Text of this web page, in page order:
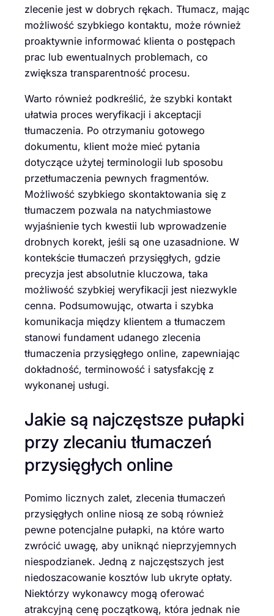
zlecenie jest w dobrych rękach. Tłumacz, mając
możliwość szybkiego kontaktu, może również
proaktywnie informować klienta o postępach
prac lub ewentualnych problemach, co
zwiększa transparentność procesu.
Warto również podkreślić, że szybki kontakt
ułatwia proces weryfikacji i akceptacji
tłumaczenia. Po otrzymaniu gotowego
dokumentu, klient może mieć pytania
dotyczące użytej terminologii lub sposobu
przetłumaczenia pewnych fragmentów.
Możliwość szybkiego skontaktowania się z
tłumaczem pozwala na natychmiastowe
wyjaśnienie tych kwestii lub wprowadzenie
drobnych korekt, jeśli są one uzasadnione. W
kontekście tłumaczeń przysięgłych, gdzie
precyzja jest absolutnie kluczowa, taka
możliwość szybkiej weryfikacji jest niezwykle
cenna. Podsumowując, otwarta i szybka
komunikacja między klientem a tłumaczem
stanowi fundament udanego zlecenia
tłumaczenia przysięgłego online, zapewniając
dokładność, terminowość i satysfakcję z
wykonanej usługi.
Jakie są najczęstsze pułapki
przy zlecaniu tłumaczeń
przysięgłych online
Pomimo licznych zalet, zlecenia tłumaczeń
przysięgłych online niosą ze sobą również
pewne potencjalne pułapki, na które warto
zwrócić uwagę, aby uniknąć nieprzyjemnych
niespodzianek. Jedną z najczęstszych jest
niedoszacowanie kosztów lub ukryte opłaty.
Niektórzy wykonawcy mogą oferować
atrakcyjną cenę początkową, która jednak nie